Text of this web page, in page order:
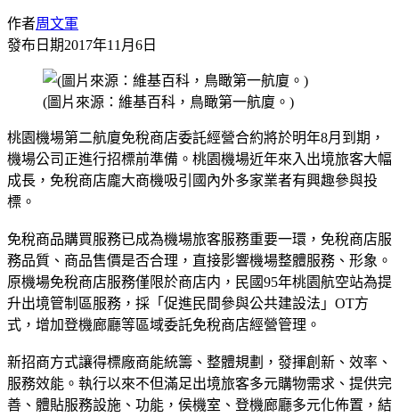
作者周文軍
發布日期2017年11月6日
(圖片來源：維基百科，鳥瞰第一航廈。)
桃園機場第二航廈免稅商店委託經營合約將於明年8月到期，
機場公司正進行招標前準備。桃園機場近年來入出境旅客大幅
成長，免稅商店龐大商機吸引國內外多家業者有興趣參與投
標。
免稅商品購買服務已成為機場旅客服務重要一環，免稅商店服
務品質、商品售價是否合理，直接影響機場整體服務、形象。
原機場免稅商店服務僅限於商店内，民國95年桃園航空站為提
升出境管制區服務，採「促進民間參與公共建設法」OT方
式，增加登機廊廳等區域委託免稅商店經營管理。
新招商方式讓得標廠商能統籌、整體規劃，發揮創新、效率、
服務效能。執行以來不但滿足出境旅客多元購物需求、提供完
善、體貼服務設施、功能，侯機室、登機廊廳多元化佈置，結